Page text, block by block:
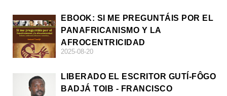
EBOOK: SI ME PREGUNTÁIS POR EL
PANAFRICANISMO Y LA
AFROCENTRICIDAD
2025-08-20
LIBERADO EL ESCRITOR GUTÍ-FÔGO
BADJÁ TOIB - FRANCISCO